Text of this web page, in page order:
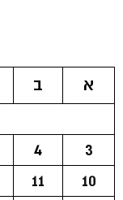
א
ב
3
4
10
11